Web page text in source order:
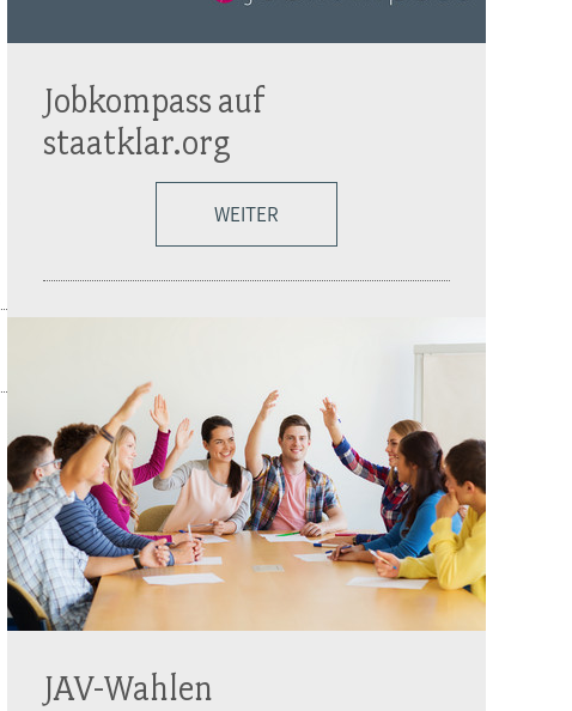
Jobkompass auf
staatklar.org
WEITER
JAV-Wahlen